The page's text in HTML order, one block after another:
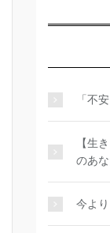
「不
【生
のあ
今よ